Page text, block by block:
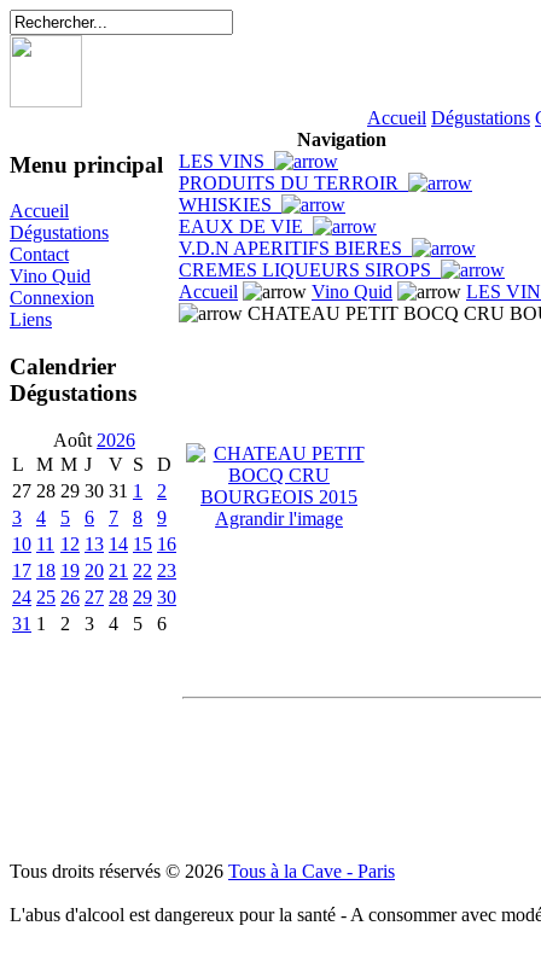
Accueil Dégustations
Menu principal
Accueil
Dégustations
Contact
Vino Quid
Connexion
Liens
Calendrier
Dégustations
Août 2026
L
M M J V S
D
27 28 29 30 31 1
2
3
4 5 6 7 8
9
10 11 12 13 14 15 16
17 18 19 20 21 22 23
24 25 26 27 28 29 30
31 1 2 3 4 5 6
Navigation
LES VINS
PRODUITS DU TERROIR
WHISKIES
EAUX DE VIE
V.D.N APERITIFS BIERES
CREMES LIQUEURS SIROPS
Accueil
Vino Quid
LES
CHATEAU PETIT BOCQ CRU
Agrandir l'image
Tous droits réservés © 2026 Tous à la Cave - Paris
L'abus d'alcool est dangereux pour la santé - A consommer avec